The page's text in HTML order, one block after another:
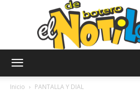
Inicio PANTALLA Y DIAL